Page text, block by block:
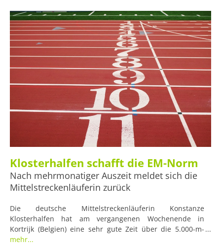
Klosterhalfen schafft die EM-Norm
Nach mehrmonatiger Auszeit meldet sich die
Mittelstreckenläuferin zurück
Die deutsche Mittelstreckenläuferin Konstanze
Klosterhalfen hat am vergangenen Wochenende in
Kortrijk (Belgien) eine sehr gute Zeit über die 5.000-m-
Distanz hingelegt und es so geschafft, sich für die
mehr...